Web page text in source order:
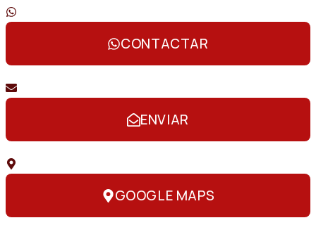
CONTACTAR
ENVIAR
GOOGLE MAPS